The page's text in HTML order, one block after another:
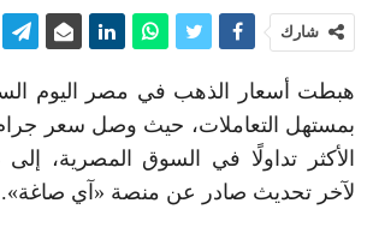
شارك
لآخر تحديث صادر عن منصة «آي صاغة».